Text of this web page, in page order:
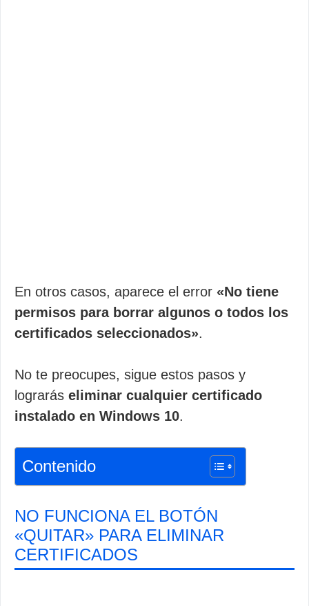
En otros casos, aparece el error «No tiene
permisos para borrar algunos o todos los
certificados seleccionados».
No te preocupes, sigue estos pasos y
lograrás eliminar cualquier certificado
instalado en Windows 10.
Contenido
NO FUNCIONA EL BOTÓN
«QUITAR» PARA ELIMINAR
CERTIFICADOS